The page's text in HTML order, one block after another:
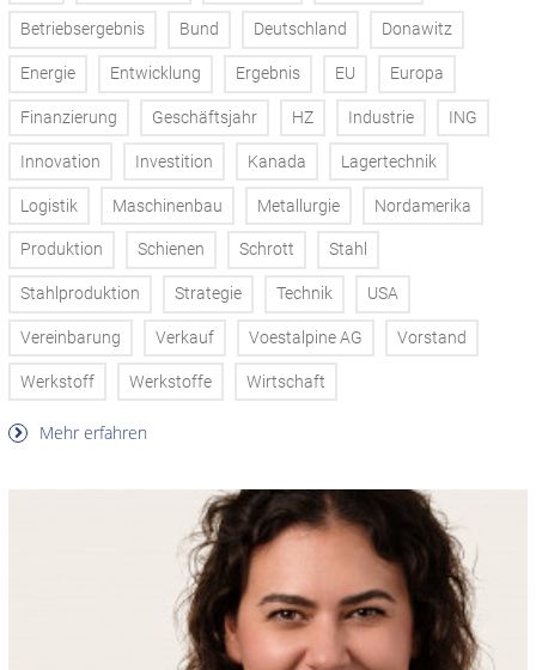
Betriebsergebnis Bund Deutschland Donawitz
Energie Entwicklung Ergebnis EU Europa
Finanzierung Geschäftsjahr HZ Industrie ING
Innovation Investition Kanada Lagertechnik
Logistik Maschinenbau Metallurgie Nordamerika
Produktion Schienen Schrott Stahl
Stahlproduktion Strategie Technik USA
Vereinbarung Verkauf Voestalpine AG Vorstand
Werkstoff Werkstoffe Wirtschaft
Mehr erfahren